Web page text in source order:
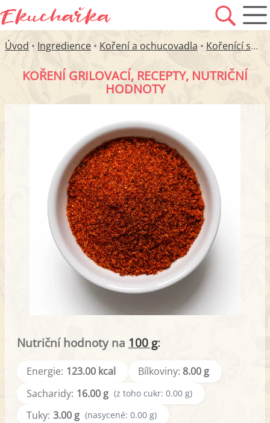
Úvod • Ingredience • Koření a ochucovadla • Kořenící směsi
KOŘENÍ GRILOVACÍ, RECEPTY, NUTRIČNÍ
HODNOTY
Nutriční hodnoty na 100 g:
Energie: 123.00 kcal Bílkoviny: 8.00 g
Sacharidy: 16.00 g (z toho cukr: 0.00 g)
Tuky: 3.00 g (nasycené: 0.00 g)